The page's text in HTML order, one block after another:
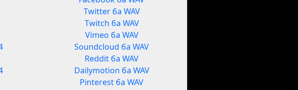
Twitter ба WAV
Twitch ба WAV
Vimeo ба WAV
Soundcloud ба WAV
Reddit ба WAV
Dailymotion ба WAV
Pinterest ба WAV